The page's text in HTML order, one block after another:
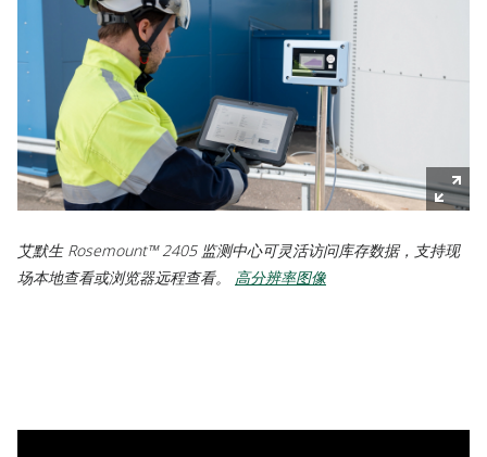
艾默生 Rosemount™ 2405 监测中心可灵活访问库存数据，支持现
场本地查看或浏览器远程查看。 高分辨率图像